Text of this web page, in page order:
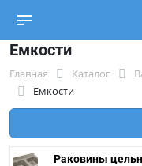
Емкости
Главная Каталог
Емкости
Раковины